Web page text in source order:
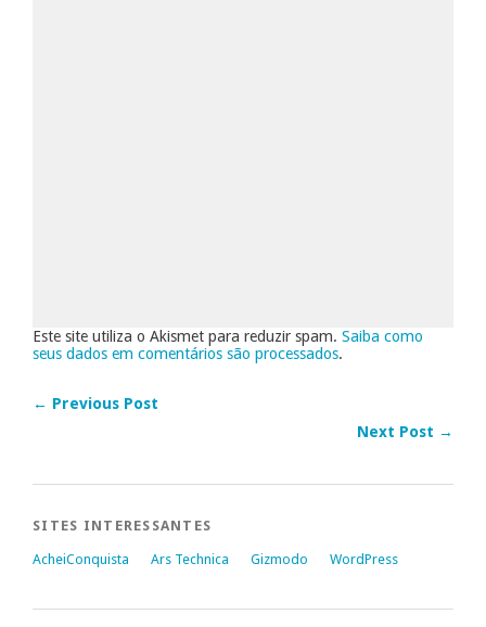
Este site utiliza o Akismet para reduzir spam. Saiba como
seus dados em comentários são processados.
← Previous Post
Next Post →
SITES INTERESSANTES
AcheiConquista Ars Technica Gizmodo WordPress